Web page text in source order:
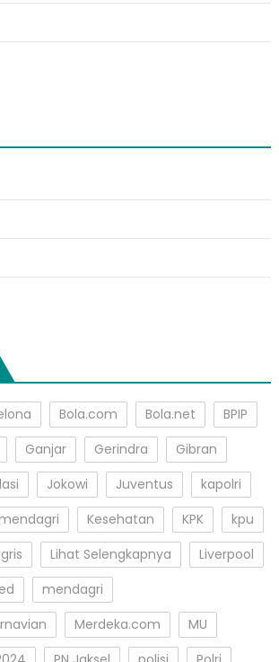
Bola.com Bola.net
BPIP
Ganjar Gerindra
Gibran
Jokowi Juventus
kapolri
Kesehatan KPK
kpu
Lihat Selengkapnya
Liverpool
mendagri
Merdeka.com
MU